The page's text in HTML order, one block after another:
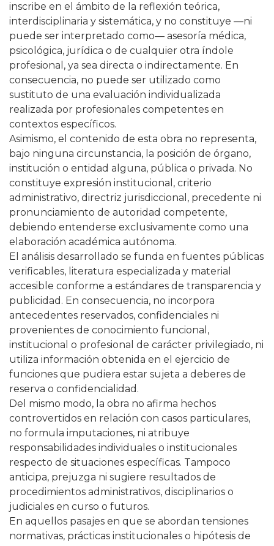
inscribe en el ámbito de la reflexión teórica,
interdisciplinaria y sistemática, y no constituye —ni
puede ser interpretado como— asesoría médica,
psicológica, jurídica o de cualquier otra índole
profesional, ya sea directa o indirectamente. En
consecuencia, no puede ser utilizado como
sustituto de una evaluación individualizada
realizada por profesionales competentes en
contextos específicos.
Asimismo, el contenido de esta obra no representa,
bajo ninguna circunstancia, la posición de órgano,
institución o entidad alguna, pública o privada. No
constituye expresión institucional, criterio
administrativo, directriz jurisdiccional, precedente ni
pronunciamiento de autoridad competente,
debiendo entenderse exclusivamente como una
elaboración académica autónoma.
El análisis desarrollado se funda en fuentes públicas
verificables, literatura especializada y material
accesible conforme a estándares de transparencia y
publicidad. En consecuencia, no incorpora
antecedentes reservados, confidenciales ni
provenientes de conocimiento funcional,
institucional o profesional de carácter privilegiado, ni
utiliza información obtenida en el ejercicio de
funciones que pudiera estar sujeta a deberes de
reserva o confidencialidad.
Del mismo modo, la obra no afirma hechos
controvertidos en relación con casos particulares,
no formula imputaciones, ni atribuye
responsabilidades individuales o institucionales
respecto de situaciones específicas. Tampoco
anticipa, prejuzga ni sugiere resultados de
procedimientos administrativos, disciplinarios o
judiciales en curso o futuros.
En aquellos pasajes en que se abordan tensiones
normativas, prácticas institucionales o hipótesis de